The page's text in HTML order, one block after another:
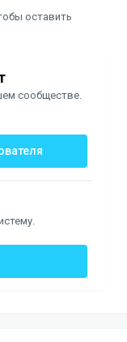
оставить
сообществе.